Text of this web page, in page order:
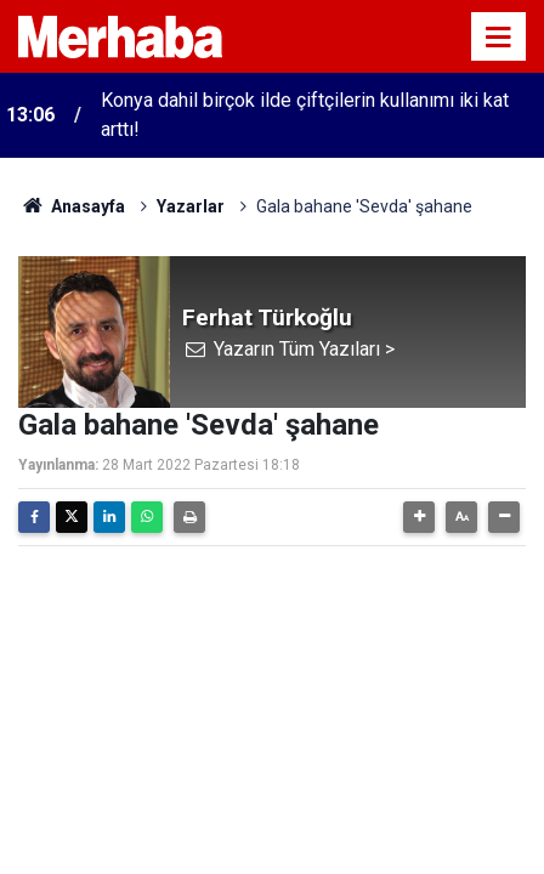
13:06
Konya dahil birçok ilde çiftçilerin kullanımı iki kat
arttı!
Anasayfa Yazarlar Gala bahane 'Sevda' şahane
Ferhat Türkoğlu
Yazarın Tüm Yazıları >
Gala bahane 'Sevda' şahane
Yayınlanma: 28 Mart 2022 Pazartesi 18:18